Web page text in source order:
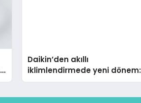
Daikin’den akıllı
iklimlendirmede yeni dönem:
Madoka Plus Türkiye’de